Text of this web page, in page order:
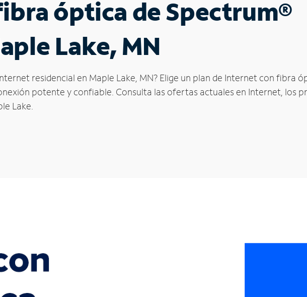
óptica de Spectrum®
Lake, MN
residencial en Maple Lake, MN? Elige un plan de Internet con fibra
potente y confiable. Consulta las ofertas actuales en Internet, los
Lake.